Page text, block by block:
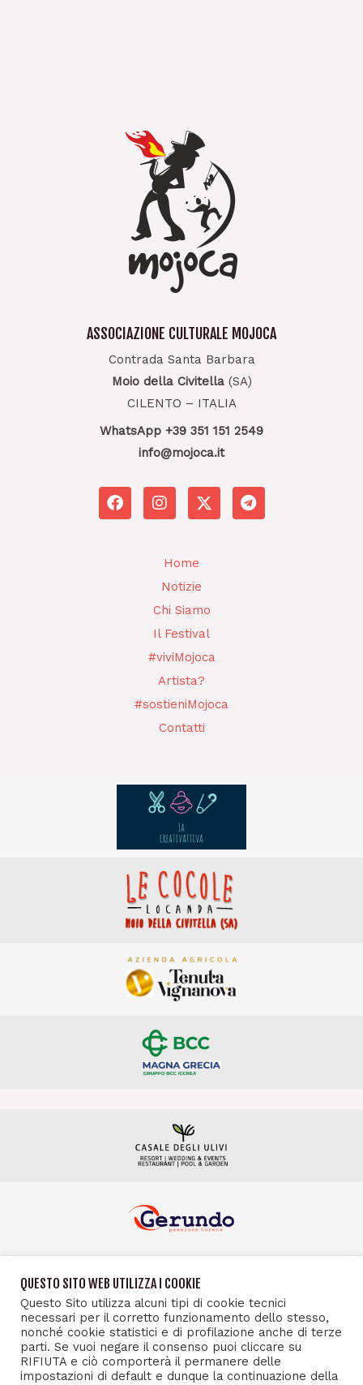
ASSOCIAZIONE CULTURALE MOJOCA
Contrada Santa Barbara
Moio della Civitella (SA)
CILENTO – ITALIA
WhatsApp +39 351 151 2549
info@mojoca.it
F
a
I
n
a
r
a
T
e
Home
Notizie
Chi Siamo
Il Festival
#viviMojoca
Artista?
#sostieniMojoca
Contatti
QUESTO SITO WEB UTILIZZA I COOKIE
Questo Sito utilizza alcuni tipi di cookie tecnici
necessari per il corretto funzionamento dello stesso,
nonché cookie statistici e di profilazione anche di terze
parti. Se vuoi negare il consenso puoi cliccare su
RIFIUTA e ciò comporterà il permanere delle
impostazioni di default e dunque la continuazione della